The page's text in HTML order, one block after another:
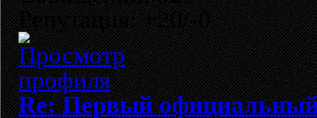
Репутация: +20/-0
Re: Первый